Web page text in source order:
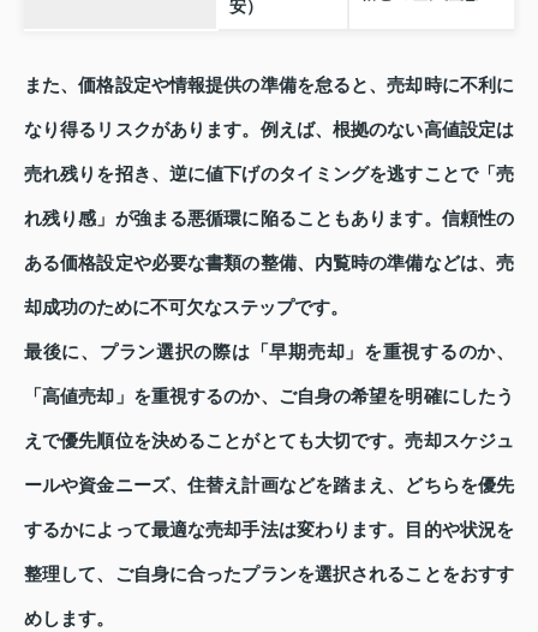
安）
また、価格設定や情報提供の準備を怠ると、売却時に不利に
なり得るリスクがあります。例えば、根拠のない高値設定は
売れ残りを招き、逆に値下げのタイミングを逃すことで「売
れ残り感」が強まる悪循環に陥ることもあります。信頼性の
ある価格設定や必要な書類の整備、内覧時の準備などは、売
却成功のために不可欠なステップです。
最後に、プラン選択の際は「早期売却」を重視するのか、
「高値売却」を重視するのか、ご自身の希望を明確にしたう
えで優先順位を決めることがとても大切です。売却スケジュ
ールや資金ニーズ、住替え計画などを踏まえ、どちらを優先
するかによって最適な売却手法は変わります。目的や状況を
整理して、ご自身に合ったプランを選択されることをおすす
めします。